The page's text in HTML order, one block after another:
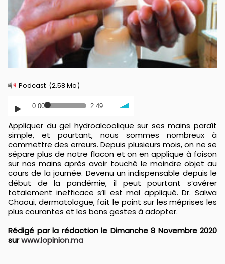
Podcast (2.58 Mo)
0:00 2:49
Appliquer du gel hydroalcoolique sur ses mains paraît
simple, et pourtant, nous sommes nombreux à
commettre des erreurs. Depuis plusieurs mois, on ne se
sépare plus de notre flacon et on en applique à foison
sur nos mains après avoir touché le moindre objet au
cours de la journée. Devenu un indispensable depuis le
début de la pandémie, il peut pourtant s’avérer
totalement inefficace s’il est mal appliqué. Dr. Salwa
Chaoui, dermatologue, fait le point sur les méprises les
plus courantes et les bons gestes à adopter.
Rédigé par la rédaction le Dimanche 8 Novembre 2020
surwww.lopinion.ma